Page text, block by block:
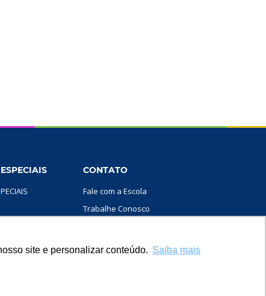
site e personalizar conteúdo. Saiba mais
CONTATO
Fale com a Escola
Trabalhe Conosco